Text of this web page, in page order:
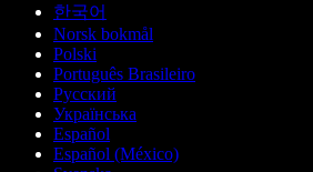
한국어
Norsk bokmål
Polski
Português Brasileiro
Русский
Українська
Español
Español (México)